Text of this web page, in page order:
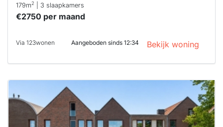
179m2 | 3 slaapkamers
€2750 per maand
Via 123wonen Aangeboden sinds 12:34 Bekijk woning
Deze woning
is
waarschijnlijk
al verhuurd
Om kans te